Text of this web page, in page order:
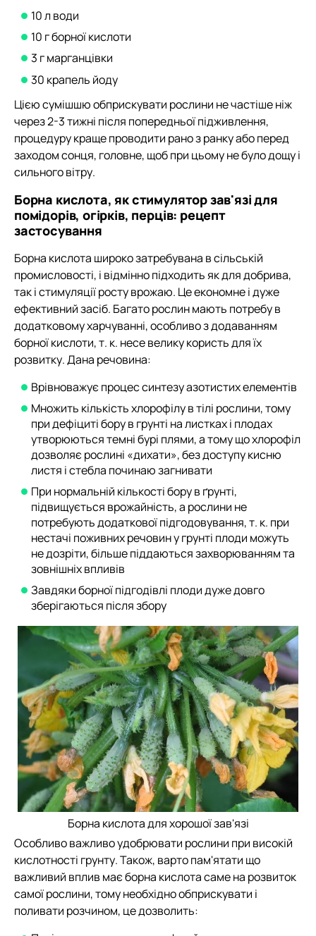
10 л води
10 г борної кислоти
3 г марганцівки
30 крапель йоду
Цією сумішшю обприскувати рослини не частіше ніж
через 2-3 тижні після попередньої підживлення,
процедуру краще проводити рано з ранку або перед
заходом сонця, головне, щоб при цьому не було дощу і
сильного вітру.
Борна кислота, як стимулятор зав'язі для
помідорів, огірків, перців: рецепт
застосування
Борна кислота широко затребувана в сільській
промисловості, і відмінно підходить як для добрива,
так і стимуляції росту врожаю. Це економне і дуже
ефективний засіб. Багато рослин мають потребу в
додатковому харчуванні, особливо з додаванням
борної кислоти, т. к. несе велику користь для їх
розвитку. Дана речовина:
Врівноважує процес синтезу азотистих елементів
Множить кількість хлорофілу в тілі рослини, тому
при дефіциті бору в грунті на листках і плодах
утворюються темні бурі плями, а тому що хлорофіл
дозволяє рослині «дихати», без доступу кисню
листя і стебла починаю загнивати
При нормальній кількості бору в ґрунті,
підвищується врожайність, а рослини не
потребують додаткової підгодовування, т. к. при
нестачі поживних речовин у грунті плоди можуть
не дозріти, більше піддаються захворюванням та
зовнішніх впливів
Завдяки борної підгодівлі плоди дуже довго
зберігаються після збору
Борна кислота для хорошої зав'язі
Особливо важливо удобрювати рослини при високій
кислотності грунту. Також, варто пам'ятати що
важливий вплив має борна кислота саме на розвиток
самої рослини, тому необхідно обприскувати і
поливати розчином, це дозволить: